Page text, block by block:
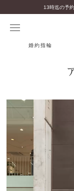
婚約指輪